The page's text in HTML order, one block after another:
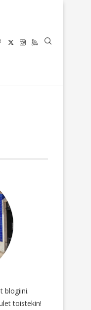
blogiini.
toistekin!